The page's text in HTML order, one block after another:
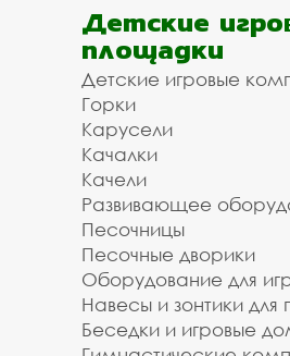
заявку на сайте.
Доступная
монтажом
Мы организуем для вас
/ укладки. Зделайте
Дедовске и городском
информацию у наших
оборудования.
Инвестпроект
Звоните, мы всегда
Детские
площадки
Детские игровые
Горки
Карусели
Качалки
Качели
Развивающее
Песочницы
Песочные дворики
Оборудование для
Навесы и зонтики для
Беседки и игровые